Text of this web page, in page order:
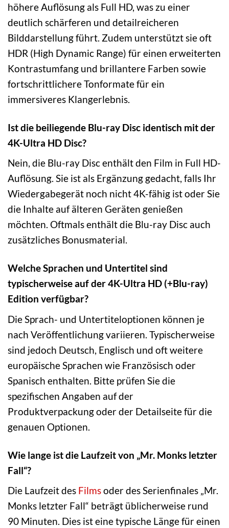
höhere Auflösung als Full HD, was zu einer
deutlich schärferen und detailreicheren
Bilddarstellung führt. Zudem unterstützt sie oft
HDR (High Dynamic Range) für einen erweiterten
Kontrastumfang und brillantere Farben sowie
fortschrittlichere Tonformate für ein
immersiveres Klangerlebnis.
Ist die beiliegende Blu-ray Disc identisch mit der
4K-Ultra HD Disc?
Nein, die Blu-ray Disc enthält den Film in Full HD-
Auflösung. Sie ist als Ergänzung gedacht, falls Ihr
Wiedergabegerät noch nicht 4K-fähig ist oder Sie
die Inhalte auf älteren Geräten genießen
möchten. Oftmals enthält die Blu-ray Disc auch
zusätzliches Bonusmaterial.
Welche Sprachen und Untertitel sind
typischerweise auf der 4K-Ultra HD (+Blu-ray)
Edition verfügbar?
Die Sprach- und Untertiteloptionen können je
nach Veröffentlichung variieren. Typischerweise
sind jedoch Deutsch, Englisch und oft weitere
europäische Sprachen wie Französisch oder
Spanisch enthalten. Bitte prüfen Sie die
spezifischen Angaben auf der
Produktverpackung oder der Detailseite für die
genauen Optionen.
Wie lange ist die Laufzeit von „Mr. Monks letzter
Fall“?
Die Laufzeit des Filmsoder des Serienfinales „Mr.
Monks letzter Fall“ beträgt üblicherweise rund
90 Minuten. Dies ist eine typische Länge für einen